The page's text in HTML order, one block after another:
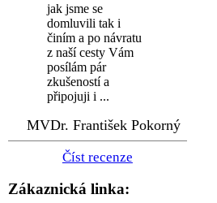
jak jsme se
domluvili tak i
činím a po návratu
z naší cesty Vám
posílám pár
zkušeností a
připojuji i ...
MVDr. František Pokorný
Číst recenze
Zákaznická linka: